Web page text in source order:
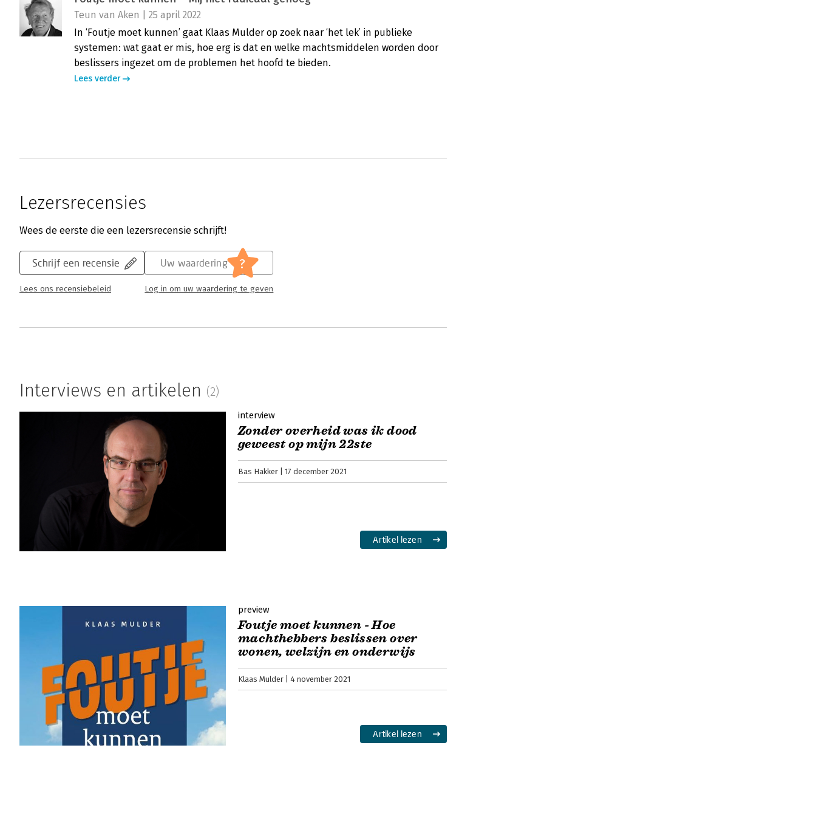
Teun van Aken | 25 april 2022
In ‘Foutje moet kunnen’ gaat Klaas Mulder op zoek naar ‘het lek’ in publieke
systemen: wat gaat er mis, hoe erg is dat en welke machtsmiddelen worden door
beslissers ingezet om de problemen het hoofd te bieden.
Lees verder
Lezersrecensies
Wees de eerste die een lezersrecensie schrijft!
Schrijf een recensie
Lees ons recensiebeleid
Uw waardering ?
Log in om uw waardering te geven
Interviews en artikelen (2)
interview
Zonder overheid was ik dood
geweest op mijn 22ste
Bas Hakker 17 december 2021
Artikel lezen
preview
Foutje moet kunnen - Hoe
machthebbers beslissen over
wonen, welzijn en onderwijs
Klaas Mulder 4 november 2021
Artikel lezen